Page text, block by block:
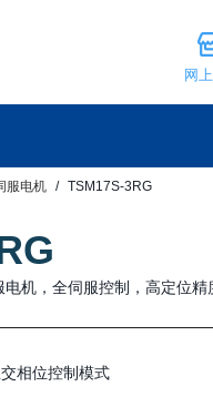
网
服电机 TSM17S-3RG
机，全伺服控制，高定位
相位控制模式